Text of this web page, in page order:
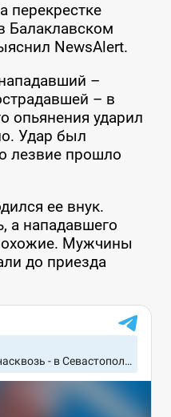
перекрестке
Балаклавском
NewsAlert.
–
– в
опьянения ударил
Удар был
лезвие прошло
ее внук.
а нападавшего
Мужчины
до приезда